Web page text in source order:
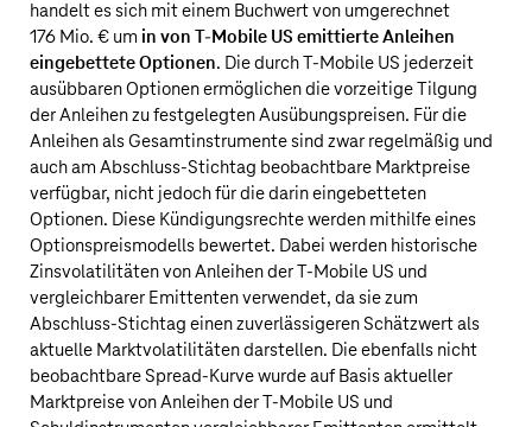
handelt es sich mit einem Buchwert von umgerechnet
176 Mio. € um in von T‑Mobile US emittierte Anleihen
eingebettete Optionen. Die durchT‑Mobile US jederzeit
ausübbaren Optionen ermöglichen die vorzeitige Tilgung
der Anleihen zu festgelegten Ausübungspreisen. Für die
Anleihen als Gesamtinstrumente sind zwar regelmäßig und
auch am Abschluss-Stichtag beobachtbare Marktpreise
verfügbar, nicht jedoch für die darin eingebetteten
Optionen. Diese Kündigungsrechte werden mithilfe eines
Optionspreismodells bewertet. Dabei werden historische
Zinsvolatilitäten von Anleihen derT‑Mobile US und
vergleichbarer Emittenten verwendet, da sie zum
Abschluss-Stichtag einen zuverlässigeren Schätzwert als
aktuelle Marktvolatilitäten darstellen. Die ebenfalls nicht
beobachtbare Spread-Kurve wurde auf Basis aktueller
Marktpreise von Anleihen derT‑Mobile US und